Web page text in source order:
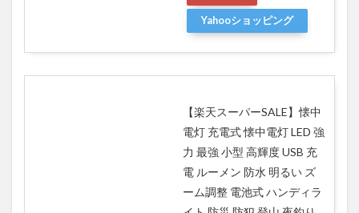
Yahooショッピング
【楽天スーパーSALE】懐中
電灯 充電式 懐中電灯 LED 強
力 最強 小型 高輝度 USB 充
電 ルーメン 防水 明るい ズ
ーム調整 電池式 ハンディラ